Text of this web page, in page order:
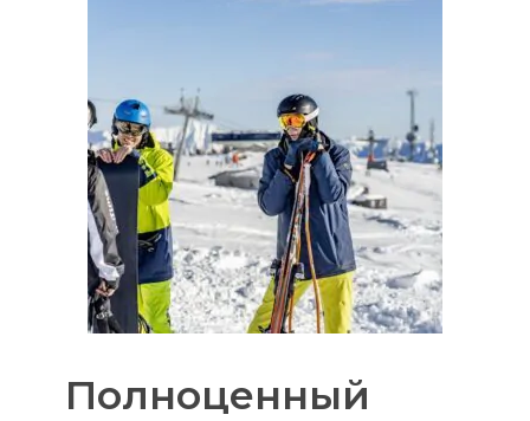
Полноценный